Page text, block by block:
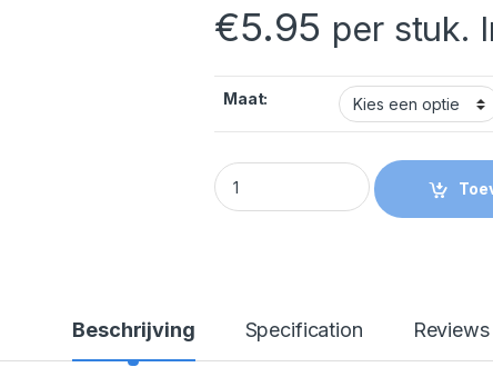
€5.95 per stuk.
Maat:
Spiderman Muts Rood 52/54
Beschrijving Specification Reviews